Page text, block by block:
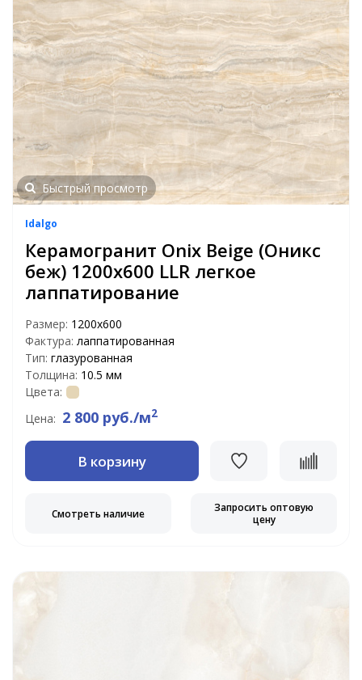
Быстрый просмотр
Idalgo
Керамогранит Onix Beige (Оникс
беж) 1200x600 LLR легкое
лаппатирование
Размер: 1200х600
Фактура: лаппатированная
Тип: глазурованная
Толщина: 10.5 мм
Цвета:
Цена: 2 800 руб./м2
В корзину
Смотреть наличие
Запросить оптовую
цену